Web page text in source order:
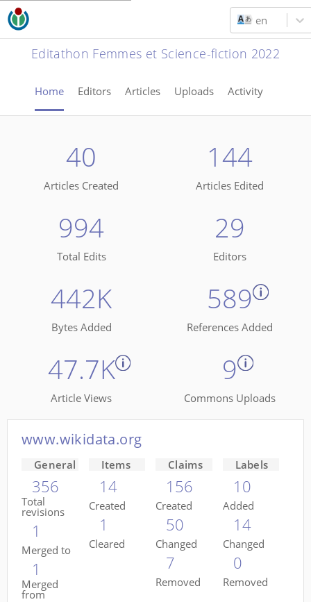
en
Editathon Femmes et Science-fiction 2022
Home Editors Articles Uploads Activity
40
Articles Created
144
Articles Edited
994
Total Edits
29
Editors
442K
Bytes Added
589
References Added
47.7K
Article Views
9
Commons Uploads
www.wikidata.org
General
356
Total
revisions
1
Merged to
1
Merged
from
Items
14
Created
1
Cleared
Claims
156
Created
50
Changed
7
Removed
Labels
10
Added
14
Changed
0
Removed